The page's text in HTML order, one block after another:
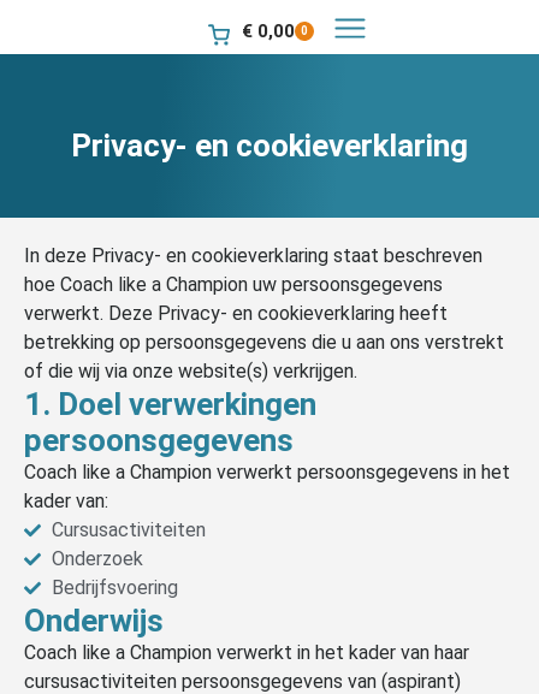
€0,00 0
Privacy- en cookieverklaring
In deze Privacy- en cookieverklaring staat beschreven
hoe Coach like a Champion uw persoonsgegevens
verwerkt. Deze Privacy- en cookieverklaring heeft
betrekking op persoonsgegevens die u aan ons verstrekt
of die wij via onze website(s) verkrijgen.
1. Doel verwerkingen
persoonsgegevens
Coach like a Champion verwerkt persoonsgegevens in het
kader van:
Cursusactiviteiten
Onderzoek
Bedrijfsvoering
Onderwijs
Coach like a Champion verwerkt in het kader van haar
cursusactiviteiten persoonsgegevens van (aspirant)